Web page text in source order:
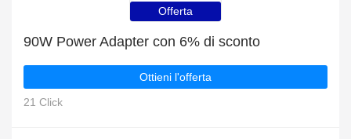
Offerta
90W Power Adapter con 6% di sconto
Ottieni l'offerta
21 Click